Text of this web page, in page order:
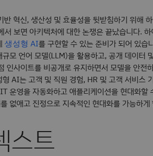
혁신, 생산성 및 효율성을 뒷받침하기 위해
보면 아키텍처에 대한 논쟁은 끝났습니다.
생성형 AI를 구현할 수 있는 준비가 되어 있습
모 언어 모델(LLM)을 활용하고, 공개 데이터
인사이트를 비공개로 유지하면서 모델을 안전
AI는 고객 및 직원 경험, HR 및 고객 서비스
운영을 자동화하고 애플리케이션을 현대화할
없애고 진정으로 지속적인 현대화를 가능하게
스트